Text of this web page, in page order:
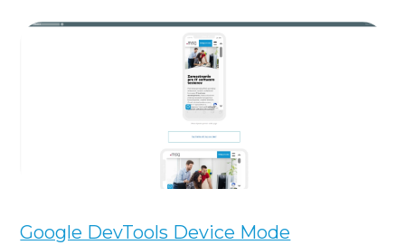
Google DevTools Device Mode